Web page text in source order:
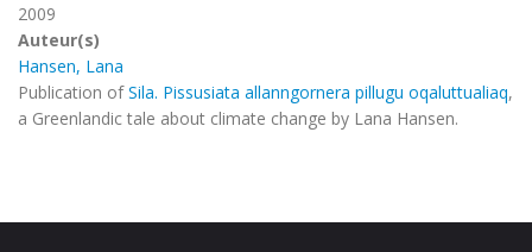
2009
Auteur(s)
Hansen, Lana
Publication ofSila. Pissusiata allanngornera pillugu oqaluttualiaq,
a Greenlandic tale about climate change by Lana Hansen.